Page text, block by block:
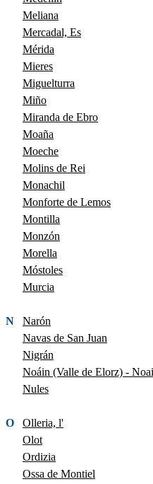
Meliana
Mercadal, Es
Mérida
Mieres
Miguelturra
Miño
Miranda de Ebro
Moaña
Moeche
Molins de Rei
Monachil
Monforte de Lemos
Montilla
Monzón
Morella
Móstoles
Murcia
N
Narón
Navas de San Juan
Nigrán
Noáin (Valle de Elorz) -
Nules
O
Olleria, l'
Olot
Ordizia
Ossa de Montiel